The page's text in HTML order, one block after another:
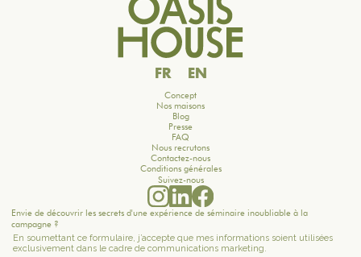
FR EN
Concept
Nos maisons
Blog
Presse
FAQ
Nous recrutons
Contactez-nous
Conditions générales
Suivez-nous
Envie de découvrir les secrets d'une expérience de séminaire inoubliable à la
campagne ?